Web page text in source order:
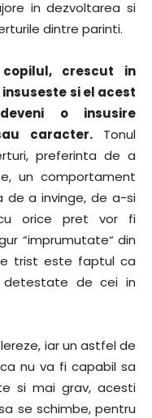
in dezvoltarea si
dintre parinti.
crescut in
si el acest
o insusire
caracter.Tonul
preferinta de a
un comportament
de a invinge, de a-si
orice pret vor fi
“imprumutate“ din
trist este faptul ca
detestate de cei in
iar un astfel de
nu va fi capabil sa
si mai grav, acesti
se schimbe, pentru